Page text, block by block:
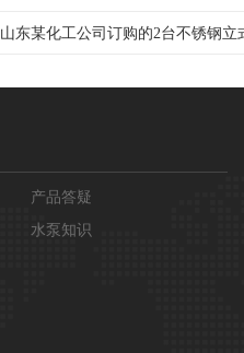
山东某化工公司订购的2台不锈钢立
产品答疑
水泵知识